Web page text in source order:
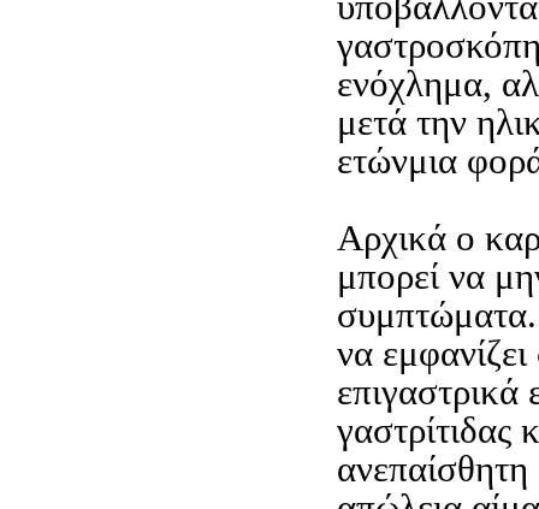
ενόχλημα,
μετά την
ετώνμια
Αρχικά ο
μπορεί να
συμπτώματα.
να
επιγαστρικά
γαστρίτιδας